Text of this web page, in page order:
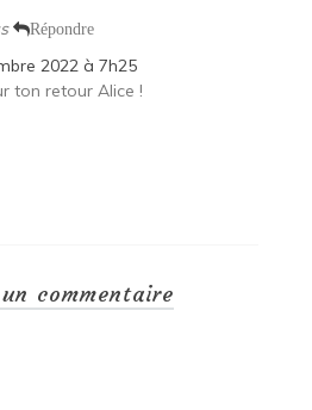
Répondre
2022 à 7h25
ton retour Alice !
commentaire